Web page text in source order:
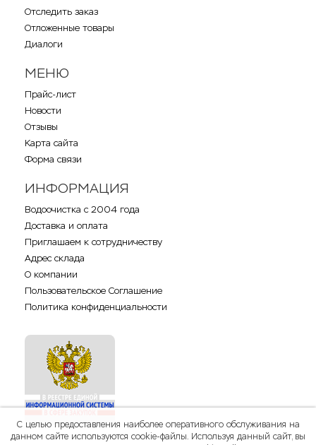
Отследить заказ
Отложенные товары
Диалоги
МЕНЮ
Прайс-лист
Новости
Отзывы
Карта сайта
Форма связи
ИНФОРМАЦИЯ
Водоочистка с 2004 года
Доставка и оплата
Приглашаем к сотрудничеству
Адрес склада
О компании
Пользовательское Соглашение
Политика конфиденциальности
С целью предоставления наиболее оперативного обслуживания на
данном сайте используются cookie-файлы. Используя данный сайт, вы